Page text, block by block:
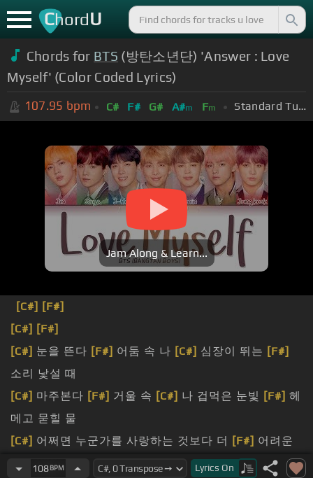
ChordU
Chords for BTS (방탄소년단) 'Answer : Love
Myself' (Color Coded Lyrics)
107.95 bpm C# F# G# A#m Fm Standard Tuning (EADGBE)
Jam Along & Learn...
[C#] [F#]
[C#] [F#]
[C#] 눈을 뜬다 [F#] 어둠 속 나 [C#] 심장이 뛰는 [F#]
소리 낯설 때
[C#] 마주본다 [F#] 거울 속 [C#] 나 겁먹은 눈빛 [F#] 헤
메고 묻힐 물
[C#] 어쩌면 누군가를 사랑하는 것보다 더 [F#] 어려운
게 나 자신을
[C#] 사랑하는 거야
108BPM Lyrics On